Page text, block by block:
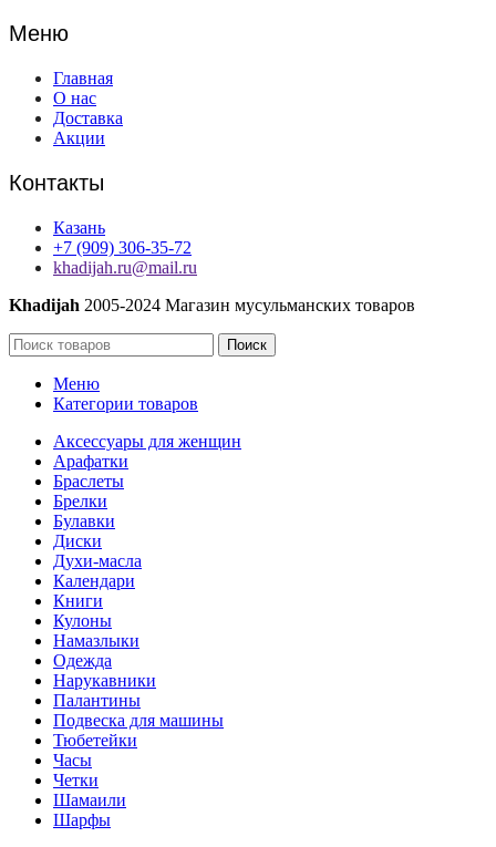
Меню
Главная
О нас
Доставка
Акции
Контакты
Казань
+7 (909) 306-35-72
khadijah.ru@mail.ru
Khadijah 2005-2024 Магазин мусульманских товаров
Поиск
Меню
Категории товаров
Аксессуары для женщин
Арафатки
Браслеты
Брелки
Булавки
Диски
Духи-масла
Календари
Книги
Кулоны
Намазлыки
Одежда
Нарукавники
Палантины
Подвеска для машины
Тюбетейки
Часы
Четки
Шамаили
Шарфы